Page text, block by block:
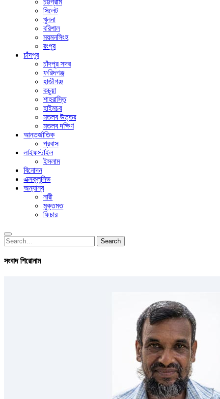
চট্টগ্রাম
সিলেট
খুলনা
বরিশাল
ময়মনসিংহ
রংপুর
চাঁদপুর
চাঁদপুর সদর
ফরিদগঞ্জ
হাজীগঞ্জ
কচুয়া
শাহরাস্তি
হাইমচর
মতলব উত্তর
মতলব দক্ষিণ
আন্তর্জাতিক
প্রবাস
লাইফস্টাইল
ইসলাম
বিনোদন
এক্সক্লুসিভ
অন্যান্য
নারী
মুক্তমত
ফিচার
Search
for:
Search
সংবাদ শিরোনাম